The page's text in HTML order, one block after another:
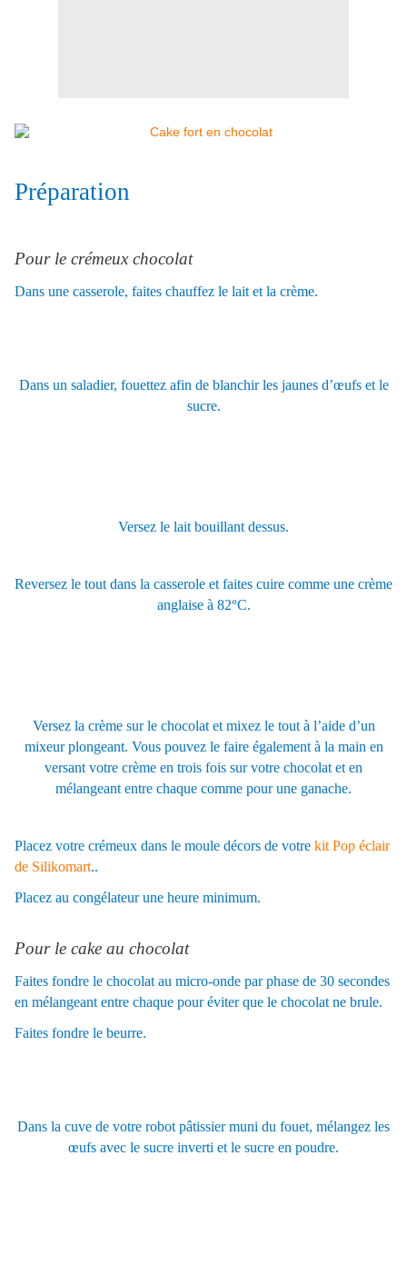
Préparation
Pour le crémeux chocolat
Dans une casserole, faites chauffez le lait et la crème.
Dans un saladier, fouettez afin de blanchir les jaunes d’œufs et le
sucre.
Versez le lait bouillant dessus.
Reversez le tout dans la casserole et faites cuire comme une crème
anglaise à 82°C.
Versez la crème sur le chocolat et mixez le tout à l’aide d’un
mixeur plongeant. Vous pouvez le faire également à la main en
versant votre crème en trois fois sur votre chocolat et en
mélangeant entre chaque comme pour une ganache.
Placez votre crémeux dans le moule décors de votre kit Pop éclair
de Silikomart..
Placez au congélateur une heure minimum.
Pour le cake au chocolat
Faites fondre le chocolat au micro-onde par phase de 30 secondes
en mélangeant entre chaque pour éviter que le chocolat ne brule.
Faites fondre le beurre.
Dans la cuve de votre robot pâtissier muni du fouet, mélangez les
œufs avec le sucre inverti et le sucre en poudre.